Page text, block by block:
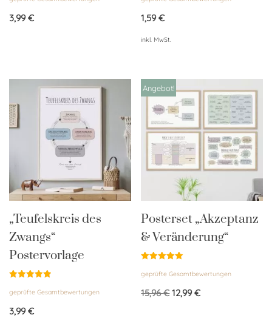
von 5
3,99€
von 5
1,59€
inkl. MwSt.
„Teufelskreis des
Zwangs“
Postervorlage
mit
von 5
geprüfte Gesamtbewertungen
3,99€
Angebot!
Posterset „Akzeptanz
& Veränderung“
mit
von 5
geprüfte Gesamtbewertungen
15,96€ 12,99€